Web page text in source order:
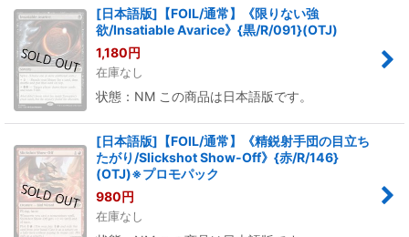
[日本語版]【FOIL/通常】《限りない強
欲/Insatiable Avarice》{黒/R/091}(OTJ)
1,180円
在庫なし
状態：NM この商品は日本語版です。
[日本語版]【FOIL/通常】《精鋭射手団の目立ち
たがり/Slickshot Show-Off》{赤/R/146}
(OTJ)※プロモパック
980円
在庫なし